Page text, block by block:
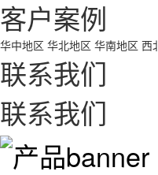
客户案例
华中地区 华北地区 华南地区 西
联系我们
联系我们